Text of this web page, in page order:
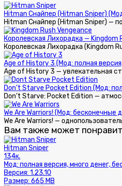
Hitman Снайпер (Hitman Sniper)
Hitman Снайпер (Hitman Sniper) —
Королевская Лихорадка — Kingdom
Королевская Лихорадка (Kingdom
Age of History 3 (Мод: полная
Age of History 3 — увлекательная
Don’t Starve Pocket Edition (Мод:
Don’t Starve: Pocket Edition —
We Are Warriors! (Мод: бесконечные
We Are Warriors! —
Вам также может
Hitman Sniper
134к.
Мод: полная версия, много денег,
Версия: 1.23.10
Размер: 665 MB